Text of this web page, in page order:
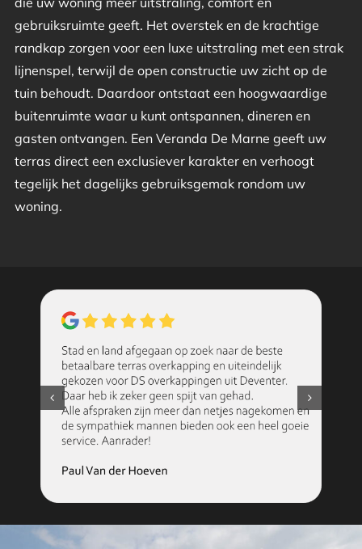
gebruiksruimte geeft. Het overstek en de krachtige
randkap zorgen voor een luxe uitstraling met een strak
lijnenspel, terwijl de open constructie uw zicht op de
tuin behoudt. Daardoor ontstaat een hoogwaardige
buitenruimte waar u kunt ontspannen, dineren en
gasten ontvangen. Een Veranda De Marne geeft uw
terras direct een exclusiever karakter en verhoogt
tegelijk het dagelijks gebruiksgemak rondom uw
woning.